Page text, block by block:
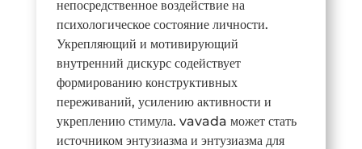
непосредственное воздействие на
психологическое состояние личности.
Укрепляющий и мотивирующий
внутренний дискурс содействует
формированию конструктивных
переживаний, усилению активности и
укреплению стимула. vavada может стать
источником энтузиазма и энтузиазма для